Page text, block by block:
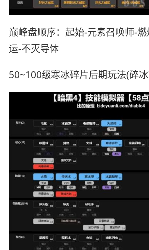
巅峰盘顺序：起始-元素召唤师-
运-不灭导体
50~100级寒冰碎片后期玩法(碎